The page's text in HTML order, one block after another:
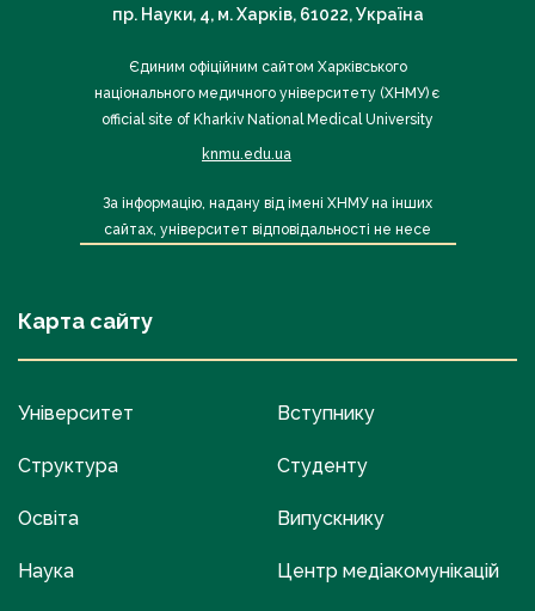
пр. Науки, 4, м. Харків, 61022, Україна
Єдиним офіційним сайтом Харківського
національного медичного університету (ХНМУ) є
official site of Kharkiv National Medical University
knmu.edu.ua
За інформацію, надану від імені ХНМУ на інших
сайтах, університет відповідальності не несе
Карта сайту
Університет
Структура
Освіта
Наука
Вступнику
Студенту
Випускнику
Центр медіакомунікацій